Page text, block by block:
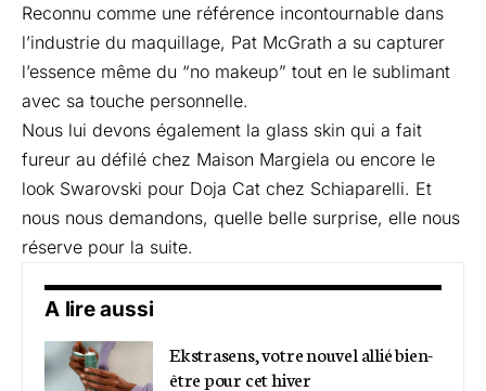
Reconnu comme une référence incontournable dans
l’industrie du maquillage, Pat McGrath a su capturer
l’essence même du “no makeup” tout en le sublimant
avec sa touche personnelle.
Nous lui devons également la glass skin qui a fait
fureur au défilé chez Maison Margiela ou encore le
look Swarovski pour Doja Cat chez Schiaparelli. Et
nous nous demandons, quelle belle surprise, elle nous
réserve pour la suite.
A lire aussi
Ekstrasens, votre nouvel allié bien-
être pour cet hiver